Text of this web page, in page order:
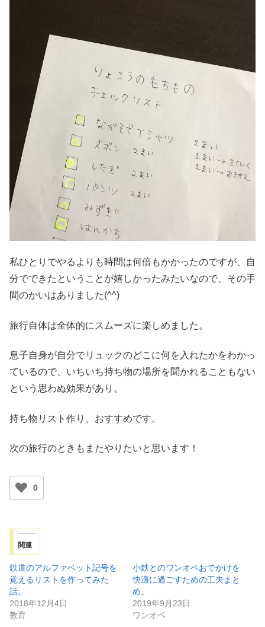
私ひとりでやるよりも時間は何倍もかかったのですが、自
分でできたということが嬉しかったみたいなので、その手
間のかいはありました(^^)
旅行自体は全体的にスムーズに楽しめました。
息子自身が自分でリュックのどこに何を入れたかをわかっ
ているので、いちいち持ち物の場所を聞かれることもない
という思わぬ効果があり。
持ち物リスト作り、おすすめです。
次の旅行のときもまたやりたいと思います！
0
関連
鉄道のアルファベット記号を
覚えるリストを作ってみた
話。
2018年12月4日
教育
小鉄とのワンオペおでかけを
快適に過ごすための工夫まと
め。
2019年9月23日
ワンオペ